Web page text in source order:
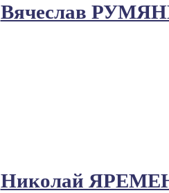
Вячеслав
Николай